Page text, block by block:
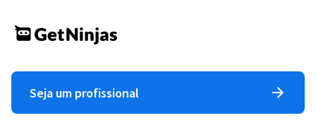
Seja um profissional